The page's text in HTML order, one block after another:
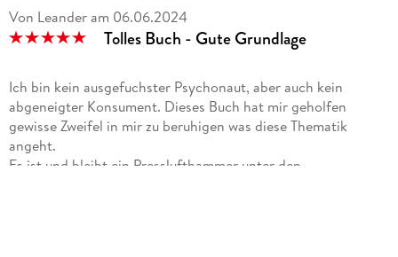
Von Leanderam 06.06.2024
Tolles Buch - Gute Grundlage
Ich bin kein ausgefuchster Psychonaut, aber auch kein
abgeneigter Konsument. Dieses Buch hat mir geholfen
gewisse Zweifel in mir zu beruhigen was diese Thematik
angeht.
Es ist und bleibt ein Presslufthammer unter den